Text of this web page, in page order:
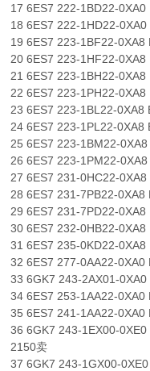
17 6ES7 222-1BD22-
18 6ES7 222-1HD22-
19 6ES7 223-1BF22-
20 6ES7 223-1HF22-
21 6ES7 223-1BH22-
22 6ES7 223-1PH22-
23 6ES7 223-1BL22-0XA8
24 6ES7 223-1PL22-0XA8
25 6ES7 223-1BM22-
26 6ES7 223-1PM22-
27 6ES7 231-0HC22-
28 6ES7 231-7PB22-
29 6ES7 231-7PD22-
30 6ES7 232-0HB22-
31 6ES7 235-0KD22-
32 6ES7 277-0AA22-0XA0
33 6GK7 243-2AX01-
34 6ES7 253-1AA22-0XA0
35 6ES7 241-1AA22-0XA0
36 6GK7 243-1EX00-
2150卖
37 6GK7 243-1GX00-